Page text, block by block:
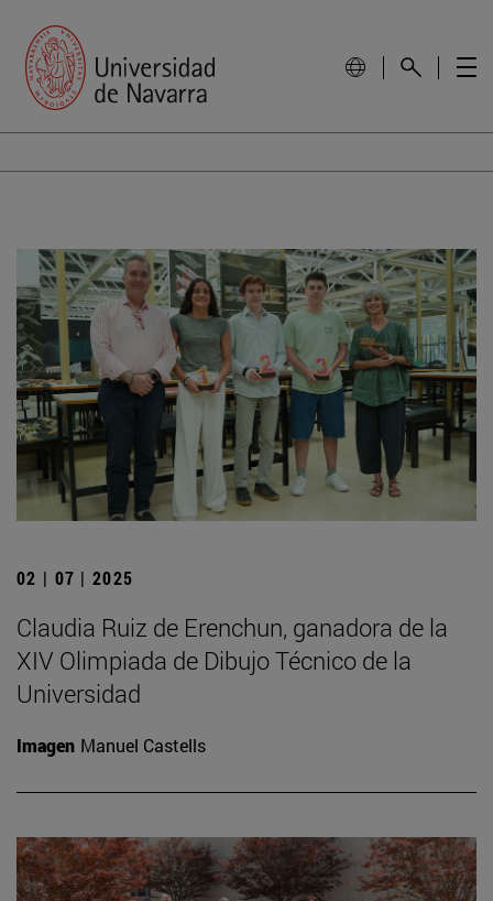
02 | 07 | 2025
Claudia Ruiz de Erenchun, ganadora de la
XIV Olimpiada de Dibujo Técnico de la
Universidad
Imagen Manuel Castells